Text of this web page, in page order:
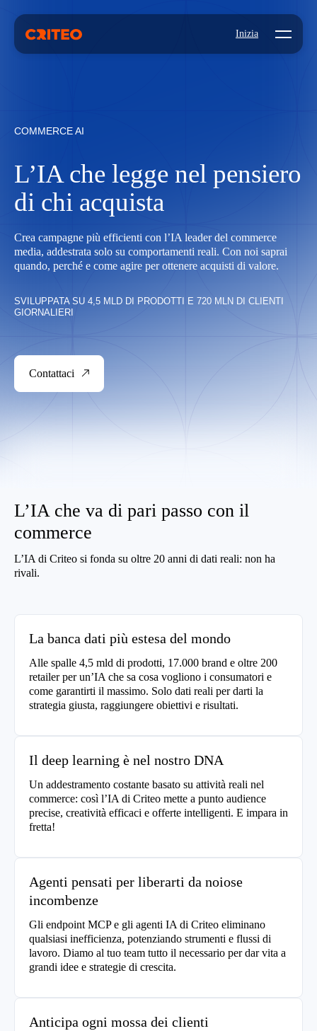
Inizia Open
COMMERCE AI
L’IA che legge nel pensiero
di chi acquista
Crea campagne più efficienti con l’IA leader del commerce
media, addestrata solo su comportamenti reali. Con noi saprai
quando, perché e come agire per ottenere acquisti di valore.
SVILUPPATA SU 4,5 MLD DI PRODOTTI E 720 MLN DI CLIENTI
GIORNALIERI
Contattaci
L’IA che va di pari passo con il
commerce
L’IA di Criteo si fonda su oltre 20 anni di dati reali: non ha
rivali.
La banca dati più estesa del mondo
Alle spalle 4,5 mld di prodotti, 17.000 brand e oltre 200
retailer per un’IA che sa cosa vogliono i consumatori e
come garantirti il massimo. Solo dati reali per darti la
strategia giusta, raggiungere obiettivi e risultati.
Il deep learning è nel nostro DNA
Un addestramento costante basato su attività reali nel
commerce: così l’IA di Criteo mette a punto audience
precise, creatività efficaci e offerte intelligenti. E impara in
fretta!
Agenti pensati per liberarti da noiose
incombenze
Gli endpoint MCP e gli agenti IA di Criteo eliminano
qualsiasi inefficienza, potenziando strumenti e flussi di
lavoro. Diamo al tuo team tutto il necessario per dar vita a
grandi idee e strategie di crescita.
Anticipa ogni mossa dei clienti